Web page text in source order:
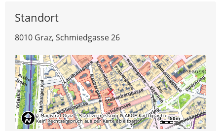
Standort
8010 Graz, Schmiedgasse 26